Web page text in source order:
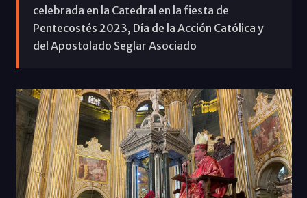
celebrada en la Catedral en la fiesta de
Pentecostés 2023, Día de la Acción Católica y
del Apostolado Seglar Asociado